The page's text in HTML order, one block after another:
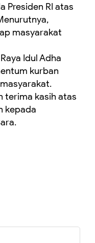
Presiden RI atas
masyarakat
Idul Adha
kurban
terima kasih atas
kepada